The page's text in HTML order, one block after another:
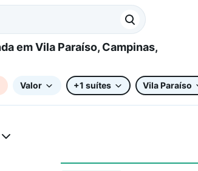
Valor +1 suítes Vila Paraíso